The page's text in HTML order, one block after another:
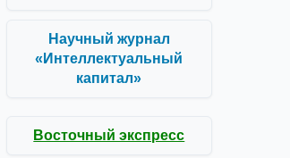
Научный журнал
«Интеллектуальный
капитал»
Восточный экспресс